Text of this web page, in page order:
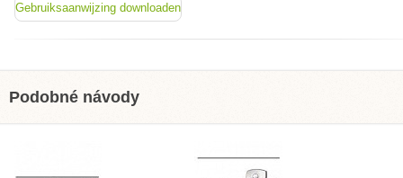
Gebruiksaanwijzing downloaden
Podobné návody